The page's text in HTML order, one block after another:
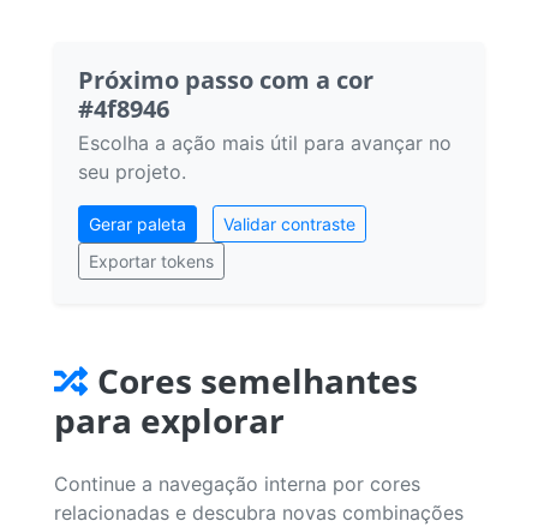
Próximo passo com a cor
#4f8946
Escolha a ação mais útil para avançar no
seu projeto.
Gerar paleta
Validar contraste
Exportar tokens
Cores semelhantes
para explorar
Continue a navegação interna por cores
relacionadas e descubra novas combinações